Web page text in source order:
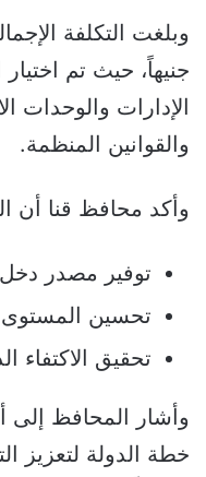
جنيهاً، حيث تم
الإدارات والوحدات
والقوانين المنظمة.
وأكد محافظ قنا أن
توفير مصدر دخل
تحسين
تحقيق الاكتفاء
وأشار المحافظ إلى
خطة الدولة لتعزيز